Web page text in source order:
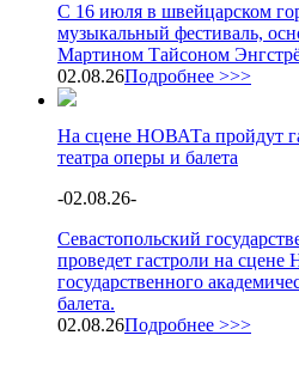
С 16 июля в швейцарском
музыкальный фестиваль,
Мартином Тайсоном
02.08.26Подробнее >>>
На сцене НОВАТа пройдут
театра оперы и балета
-02.08.26-
Севастопольский
проведет гастроли на сцене
государственного
балета.
02.08.26Подробнее >>>